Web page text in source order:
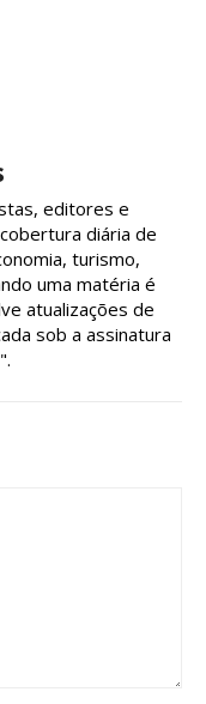
editores e
diária de
turismo,
uma matéria é
atualizações de
sob a assinatura